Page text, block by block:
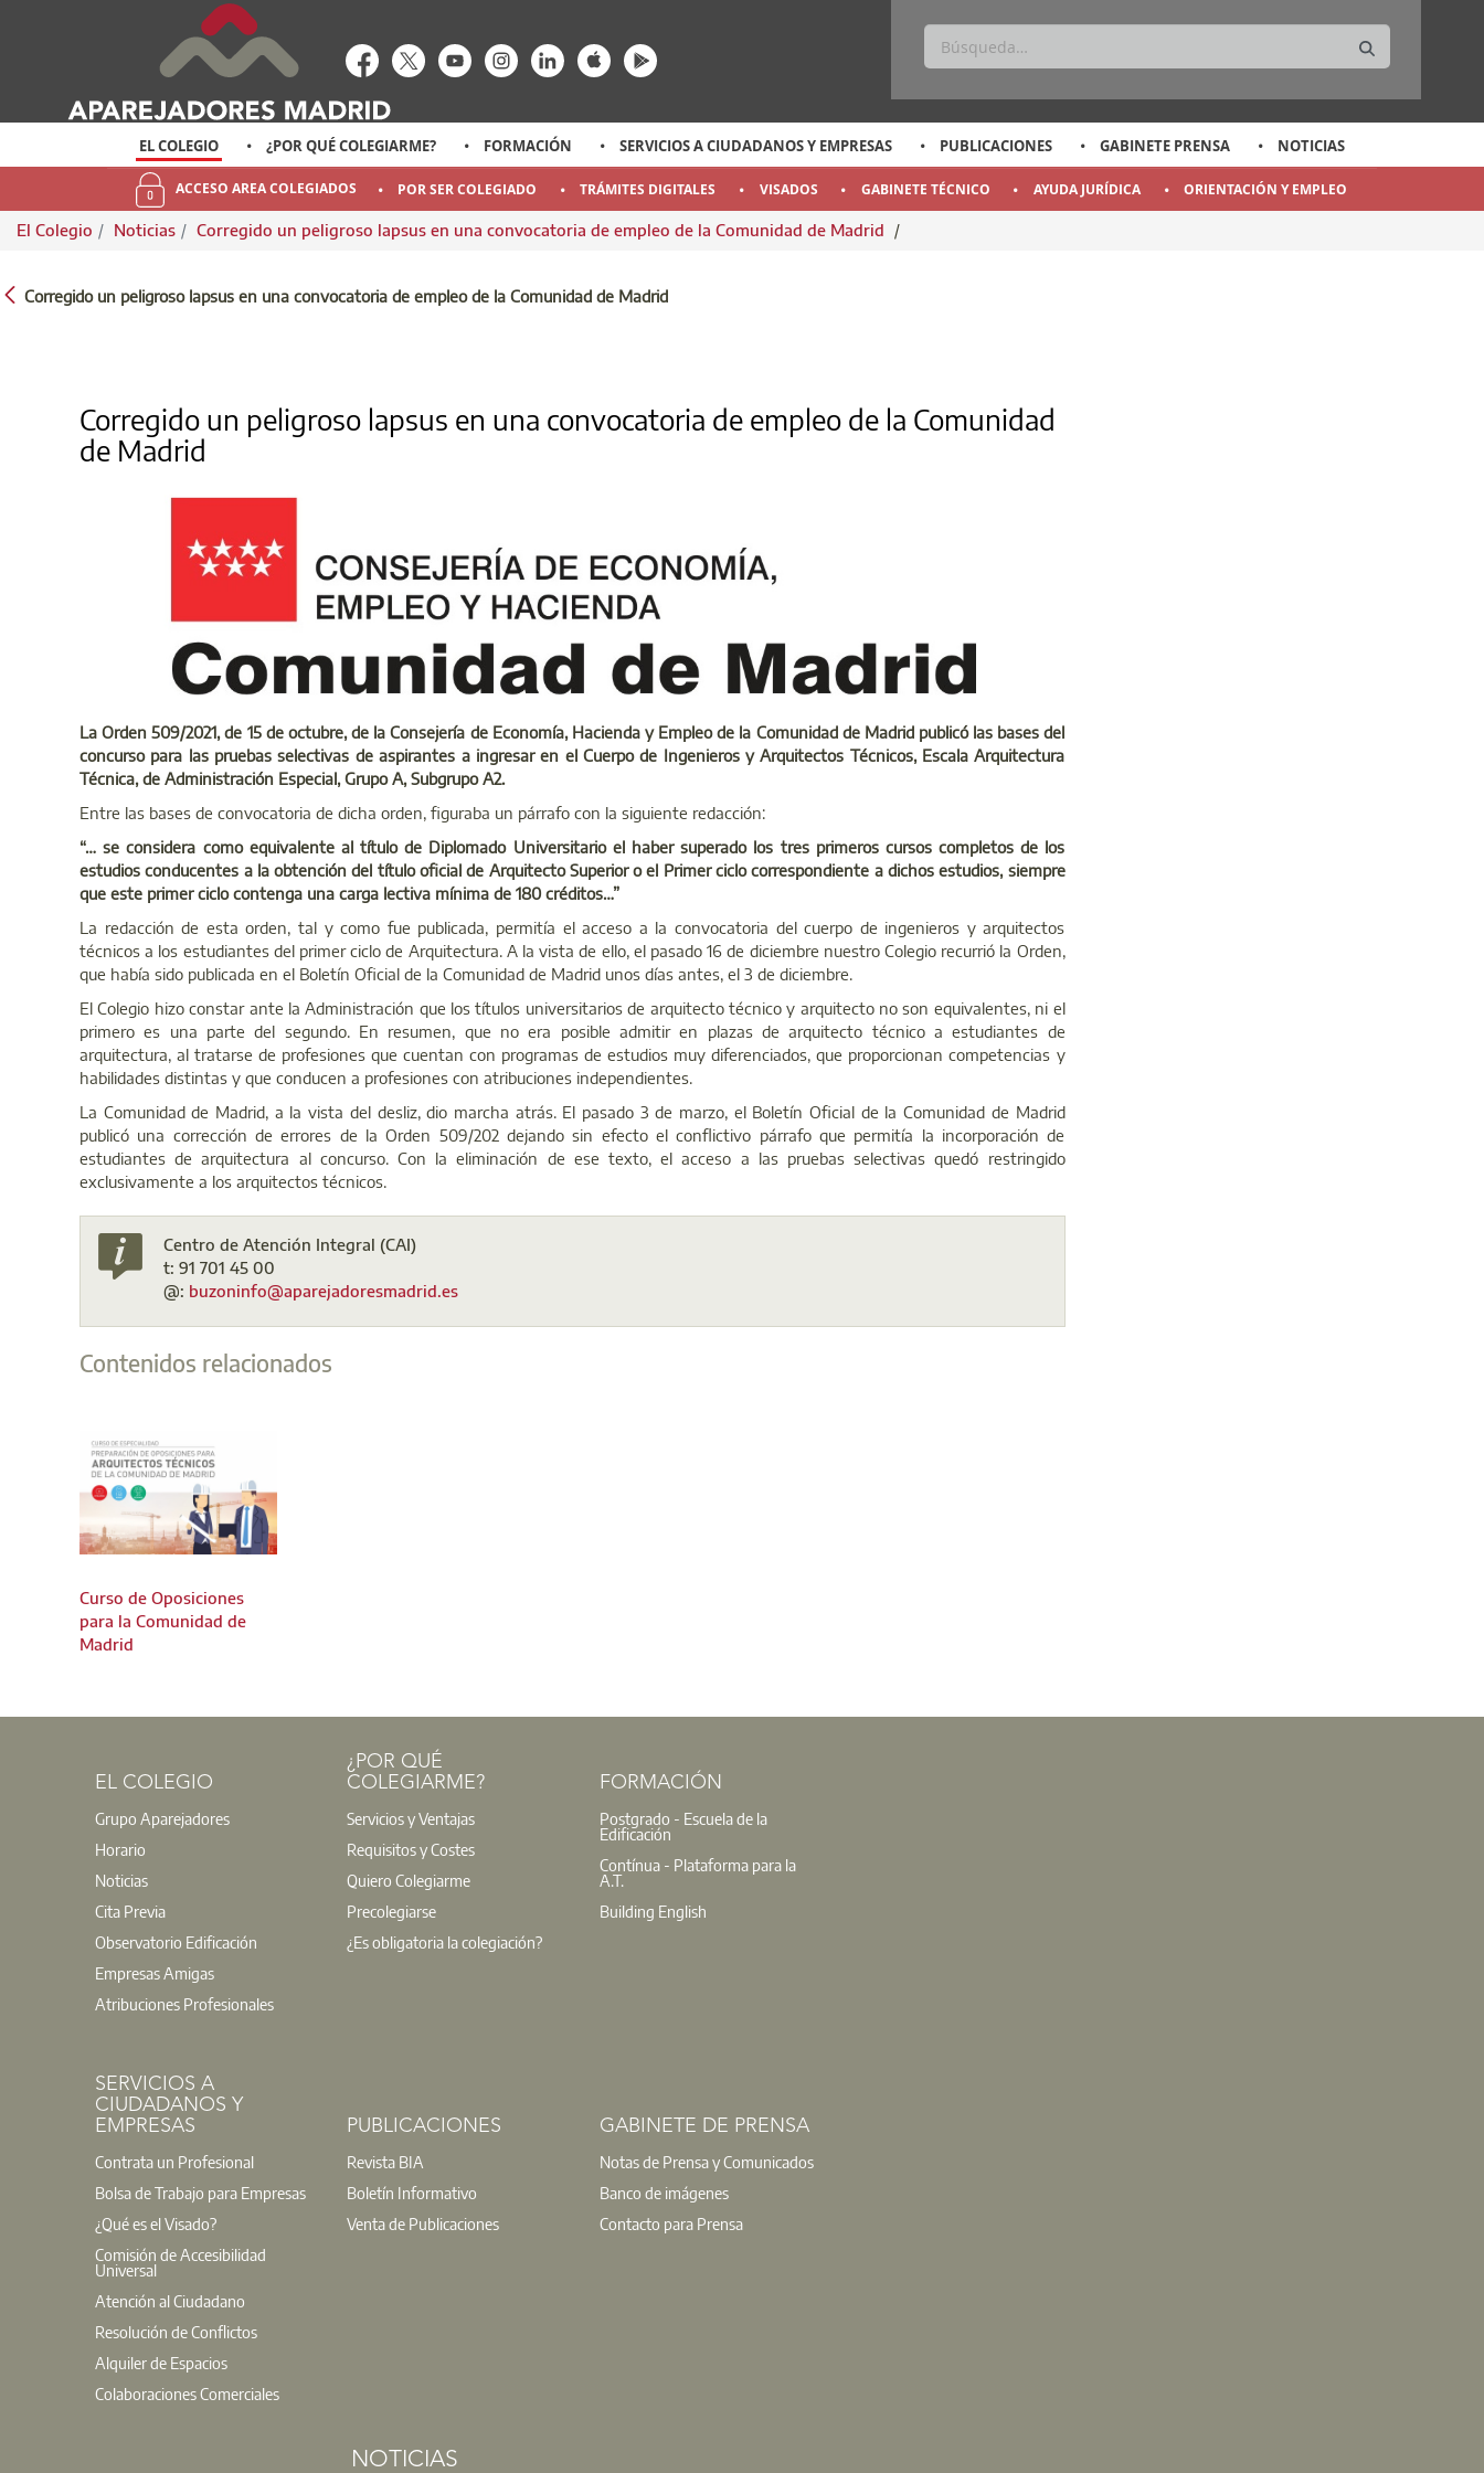
enlace-rrssenlace-rrssenlace-rrssenlace-rrssenlace-rrssenlace-rrssenlace-rrss
EL COLEGIO ¿POR QUÉ COLEGIARME? FORMACIÓN SERVICIOS A CIUDADANOS Y EMPRESAS PUBLICACIONES GABINETE PRENSA NOTICIAS
ACCESO AREA COLEGIADOS POR SER COLEGIADO TRÁMITES DIGITALES VISADOS GABINETE TÉCNICO AYUDA JURÍDICA ORIENTACIÓN Y EMPLEO
El Colegio Noticias Corregido un peligroso lapsus en una convocatoria de empleo de la Comunidad de Madrid /
CORREGIDO UN PELIGROSO LAPSUS EN UNA CONVOCATORIA DE EMPLEO DE LA COMUNIDAD DE MADRID
Corregido un peligroso lapsus en una convocatoria de empleo de la Comunidad de Madrid
Corregido un peligroso lapsus en una convocatoria de empleo de la Comunidad
de Madrid
La Orden 509/2021, de 15 de octubre, de la Consejería de Economía, Hacienda y Empleo de la Comunidad de Madrid publicó las bases del
concurso para las pruebas selectivas de aspirantes a ingresar en el Cuerpo de Ingenieros y Arquitectos Técnicos, Escala Arquitectura
Técnica, de Administración Especial, Grupo A, Subgrupo A2.
Entre las bases de convocatoria de dicha orden, figuraba un párrafo con la siguiente redacción:
“… se considera como equivalente al título de Diplomado Universitario el haber superado los tres primeros cursos completos de los
estudios conducentes a la obtención del título oficial de Arquitecto Superior o el Primer ciclo correspondiente a dichos estudios, siempre
que este primer ciclo contenga una carga lectiva mínima de 180 créditos…”
La redacción de esta orden, tal y como fue publicada, permitía el acceso a la convocatoria del cuerpo de ingenieros y arquitectos
técnicos a los estudiantes del primer ciclo de Arquitectura. A la vista de ello, el pasado 16 de diciembre nuestro Colegio recurrió la Orden,
que había sido publicada en el Boletín Oficial de la Comunidad de Madrid unos días antes, el 3 de diciembre.
El Colegio hizo constar ante la Administración que los títulos universitarios de arquitecto técnico y arquitecto no son equivalentes, ni el
primero es una parte del segundo. En resumen, que no era posible admitir en plazas de arquitecto técnico a estudiantes de
arquitectura, al tratarse de profesiones que cuentan con programas de estudios muy diferenciados, que proporcionan competencias y
habilidades distintas y que conducen a profesiones con atribuciones independientes.
La Comunidad de Madrid, a la vista del desliz, dio marcha atrás. El pasado 3 de marzo, el Boletín Oficial de la Comunidad de Madrid
publicó una corrección de errores de la Orden 509/202 dejando sin efecto el conflictivo párrafo que permitía la incorporación de
estudiantes de arquitectura al concurso. Con la eliminación de ese texto, el acceso a las pruebas selectivas quedó restringido
exclusivamente a los arquitectos técnicos.
Centro de Atención Integral (CAI)
t: 91 701 45 00
@: buzoninfo@aparejadoresmadrid.es
Contenidos relacionados
Curso de Oposiciones
para la Comunidad de
Madrid
EL COLEGIO
Grupo Aparejadores
Horario
Noticias
Cita Previa
Observatorio Edificación
Empresas Amigas
Atribuciones Profesionales
¿POR QUÉ
COLEGIARME?
Servicios y Ventajas
Requisitos y Costes
Quiero Colegiarme
Precolegiarse
¿Es obligatoria la colegiación?
FORMACIÓN
Postgrado - Escuela de la
Edificación
Contínua - Plataforma para la
A.T.
Building English
SERVICIOS A
CIUDADANOS Y
EMPRESAS
Contrata un Profesional
Bolsa de Trabajo para Empresas
¿Qué es el Visado?
Comisión de Accesibilidad
Universal
Atención al Ciudadano
Resolución de Conflictos
Alquiler de Espacios
Colaboraciones Comerciales
PUBLICACIONES
Revista BIA
Boletín Informativo
Venta de Publicaciones
GABINETE DE PRENSA
Notas de Prensa y Comunicados
Banco de imágenes
Contacto para Prensa
NOTICIAS